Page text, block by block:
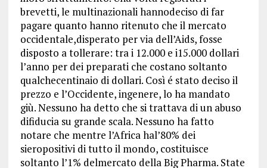
brevetti, le multinazionali hannodeciso di far
pagare quanto hanno ritenuto che il mercato
occidentale,disperato per via dell’Aids, fosse
disposto a tollerare: tra i 12.000 e i15.000 dollari
l’anno per dei preparati che costano soltanto
qualchecentinaio di dollari. Così é stato deciso il
prezzo e l’Occidente, ingenere, lo ha mandato
giù. Nessuno ha detto che si trattava di un abuso
difiducia su grande scala. Nessuno ha fatto
notare che mentre l’Africa hal’80% dei
sieropositivi di tutto il mondo, costituisce
soltanto l’1% delmercato della Big Pharma. State